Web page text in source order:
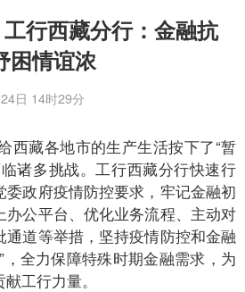
工行西藏分行：金融抗
困情谊浓
日 14时29分
藏各地市的生产生活按下了“暂
诸多挑战。工行西藏分行快速行
政府疫情防控要求，牢记金融初
公平台、优化业务流程、主动对
道等举措，坚持疫情防控和金融
，全力保障特殊时期金融需求，为
工行力量。